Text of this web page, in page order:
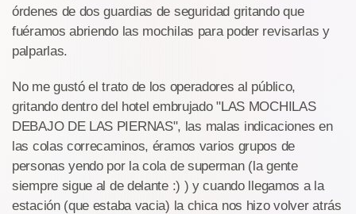
órdenes de dos guardias de seguridad gritando que
fuéramos abriendo las mochilas para poder revisarlas y
palparlas.
No me gustó el trato de los operadores al público,
gritando dentro del hotel embrujado "LAS MOCHILAS
DEBAJO DE LAS PIERNAS", las malas indicaciones en
las colas correcaminos, éramos varios grupos de
personas yendo por la cola de superman (la gente
siempre sigue al de delante :) ) y cuando llegamos a la
estación (que estaba vacia) la chica nos hizo volver atrás